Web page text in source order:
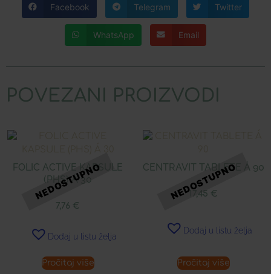
Facebook Telegram Twitter
WhatsApp Email
POVEZANI PROIZVODI
FOLIC ACTIVE KAPSULE
(PHS) Á 30
7,76 €
Dodaj u listu želja
Pročitaj više
CENTRAVIT TABLETE Á 90
17,45 €
Dodaj u listu želja
Pročitaj više